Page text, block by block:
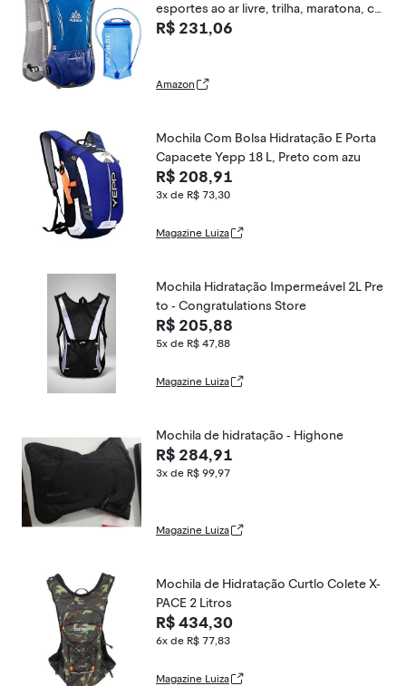
esportes ao ar livre, trilha, maratona, ca
minhada, fitness, bolsa de hidratação p
R$ 231,06
Amazon
Mochila Com Bolsa Hidratação E Porta
Capacete Yepp 18 L, Preto com azu
R$ 208,91
3x de R$ 73,30
Magazine Luiza
Mochila Hidratação Impermeável 2L Pre
to - Congratulations Store
R$ 205,88
5x de R$ 47,88
Magazine Luiza
Mochila de hidratação - Highone
R$ 284,91
3x de R$ 99,97
Magazine Luiza
Mochila de Hidratação Curtlo Colete X-
PACE 2 Litros
R$ 434,30
6x de R$ 77,83
Magazine Luiza